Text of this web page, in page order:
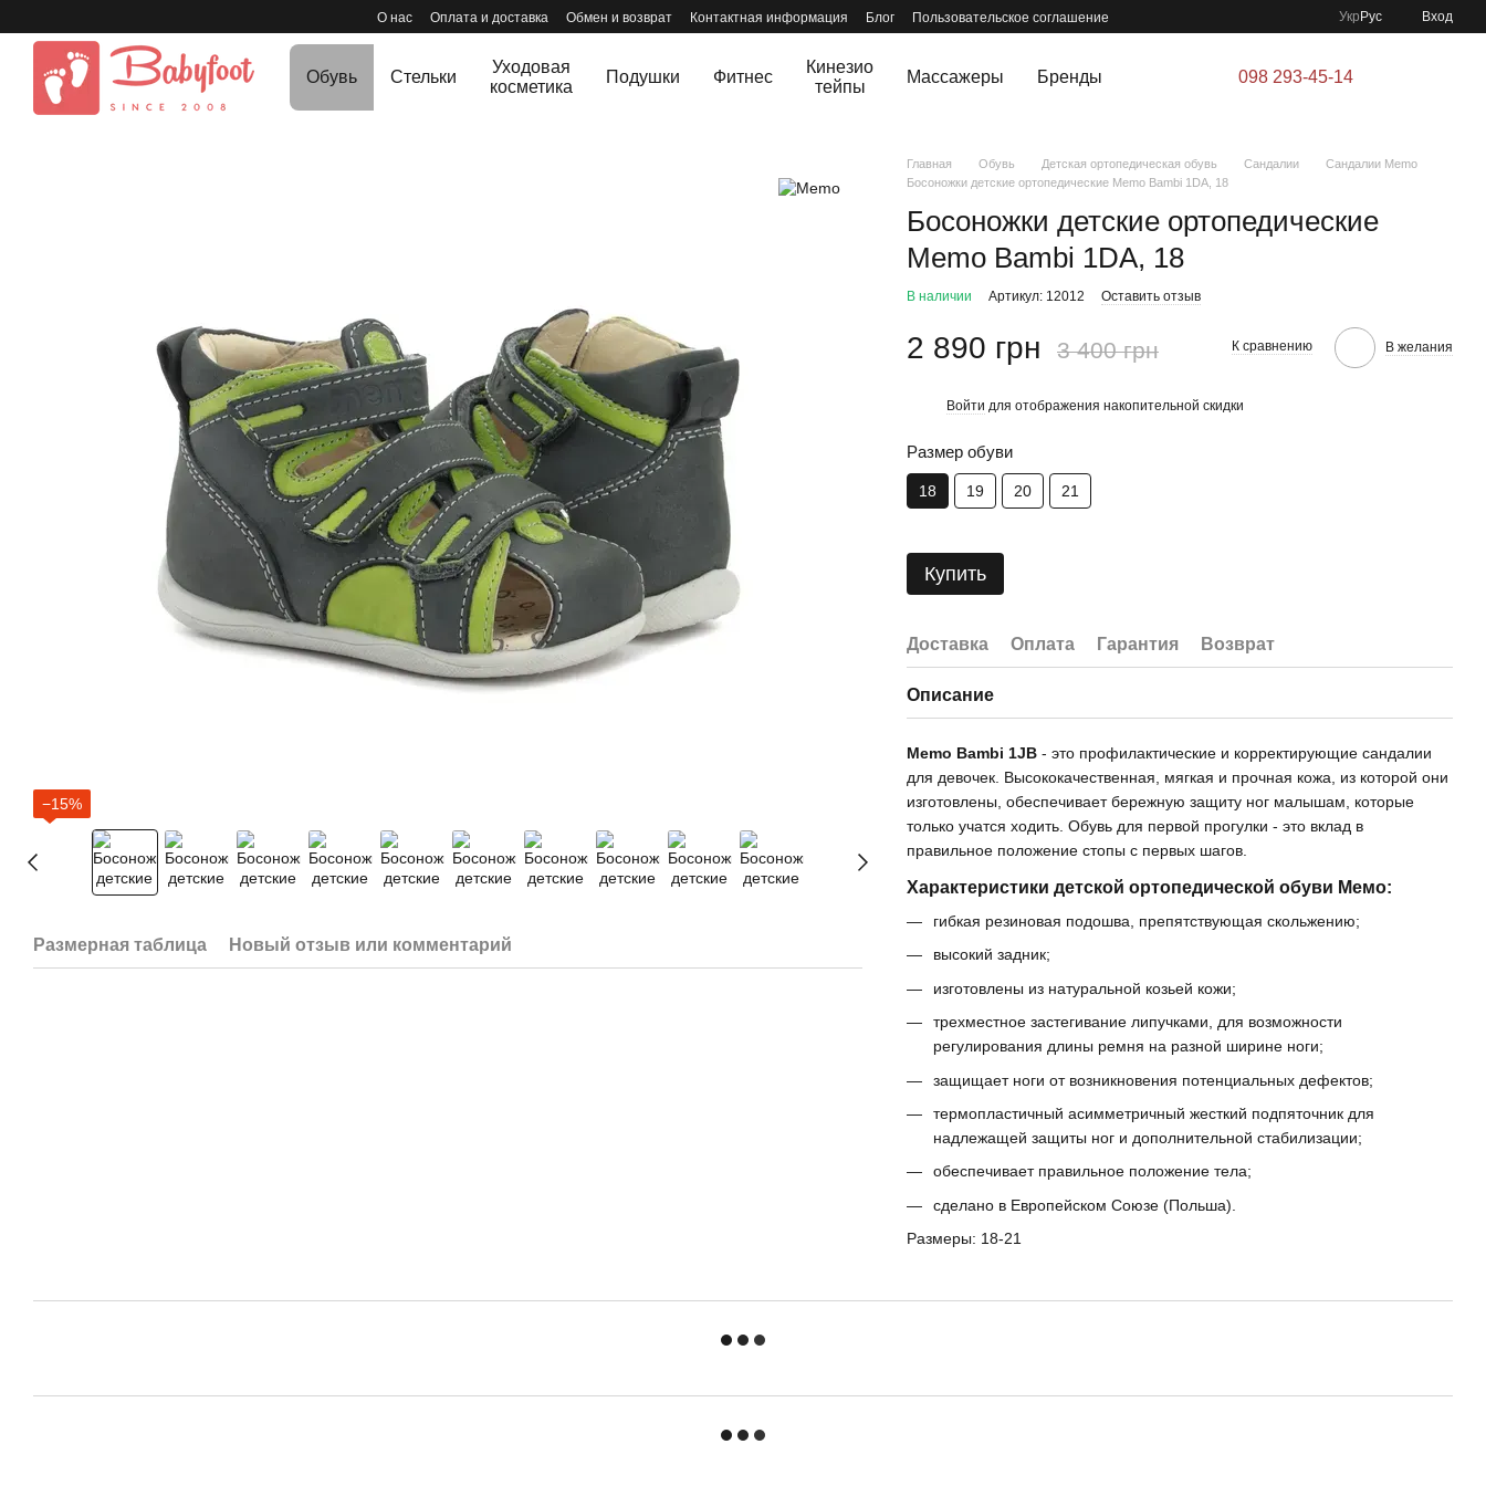
О нас Оплата и доставка Обмен и возврат Контактная информация Блог Пользовательское соглашение Укр Рус Вход
Обувь Стельки
Уходовая
косметика
Подушки Фитнес
Кинезио
тейпы
Массажеры Бренды 098 293-45-14
−15%
Размерная таблица Новый отзыв или комментарий
Главная Обувь Детская ортопедическая обувь Сандалии
Сандалии Memo
Босоножки детские ортопедические Memo Bambi 1DA, 18
Босоножки детские ортопедические
Memo Bambi 1DA, 18
В наличии Артикул: 12012 Оставить отзыв
2 890 грн 3 400 грн К сравнению В желания
Войти для отображения накопительной скидки
Размер обуви
18 19 20 21
Купить
Доставка Оплата Гарантия Возврат
Описание
Memo Bambi 1JB - это профилактические и корректирующие сандалии
для девочек. Высококачественная, мягкая и прочная кожа, из которой они
изготовлены, обеспечивает бережную защиту ног малышам, которые
только учатся ходить. Обувь для первой прогулки - это вклад в
правильное положение стопы с первых шагов.
Характеристики детской ортопедической обуви Мемо:
гибкая резиновая подошва, препятствующая скольжению;
высокий задник;
изготовлены из натуральной козьей кожи;
трехместное застегивание липучками, для возможности
регулирования длины ремня на разной ширине ноги;
защищает ноги от возникновения потенциальных дефектов;
термопластичный асимметричный жесткий подпяточник для
надлежащей защиты ног и дополнительной стабилизации;
обеспечивает правильное положение тела;
сделано в Европейском Союзе (Польша).
Размеры: 18-21